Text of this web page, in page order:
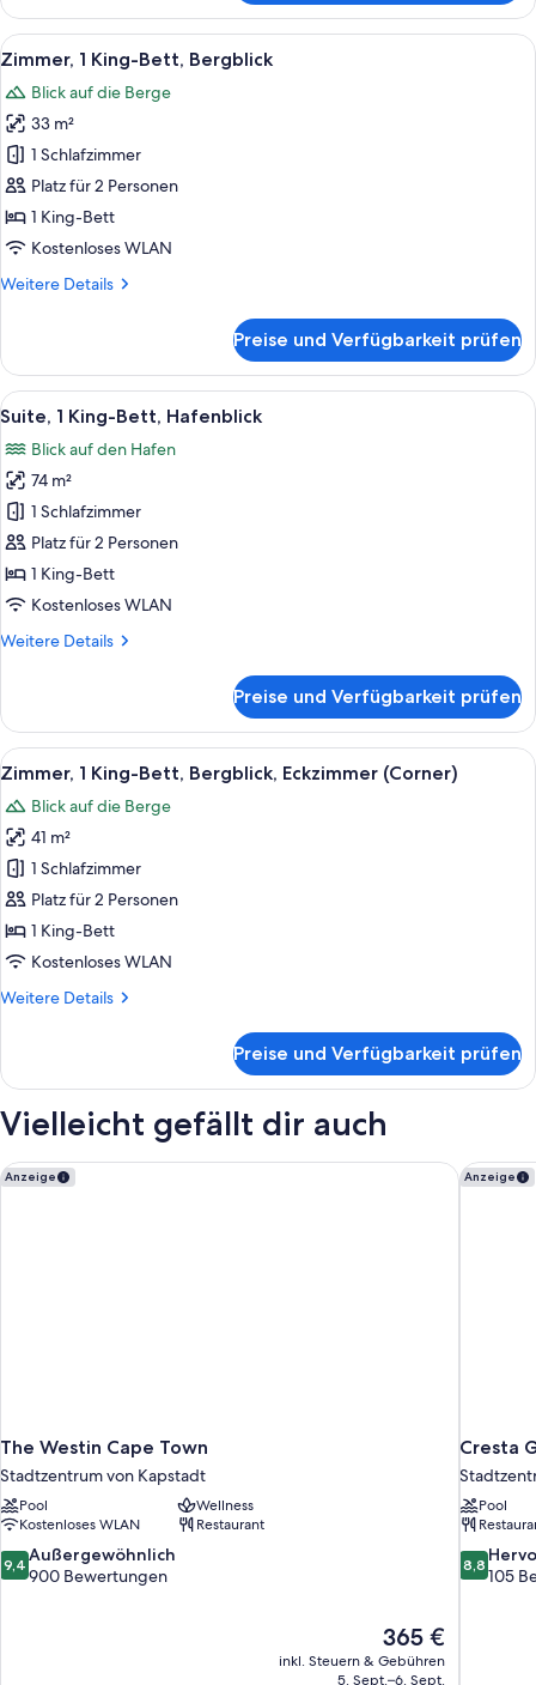
1 King-
Bett,
Hafenblick
Alle
Fotos
für
Zimmer,
1 King-
Bett,
Bergblick
anzeigen
Ein modernes Hotelzimmer mit
5
Zimmer, 1 King-Bett, Bergblick
Blick auf die Berge
33 m²
1 Schlafzimmer
Platz für 2 Personen
1 King-Bett
Kostenloses WLAN
Weitere Details
Weitere
1 King-
Bett,
Bergblick
Preise und Verfügbarkeit prüfen
Alle
Fotos
für
Suite,
1 King-
Bett,
Hafenblick
anzeigen
Ein modernes Hotelzimmer mit
9
Suite, 1 King-Bett, Hafenblick
Blick auf den Hafen
74 m²
1 Schlafzimmer
Platz für 2 Personen
1 King-Bett
Kostenloses WLAN
Weitere Details
Weitere
1 King-
Bett,
Hafenblick
Preise und Verfügbarkeit prüfen
Alle
Fotos
für
Zimmer,
1 King-
Bett,
Bergblick,
Eckzimmer
anzeigen
Ein modernes Hotelzimmer mit
8
Zimmer, 1 King-Bett, Bergblick, Eckzimmer (Corner)
Blick auf die Berge
41 m²
1 Schlafzimmer
Platz für 2 Personen
1 King-Bett
Kostenloses WLAN
Weitere Details
Weitere
1 King-
Bergblick,
(Corner)
Preise und Verfügbarkeit prüfen
Vielleicht gefällt dir auch
Anzeige
The Westin Cape Town
Stadtzentrum von Kapstadt
Pool
Wellness
Kostenloses WLAN
Restaurant
9.4
von
9,4 Außergewöhnlich
900 Bewertungen
Der
Preis
beträgt
365 €
inkl. Steuern & Gebühren
5. Sept.–6. Sept.
The Westin Cape Town Anzeige
Cresta
Pool
8.8
von
8,8
105
Cresta